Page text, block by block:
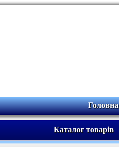
Головна
Каталог товарів